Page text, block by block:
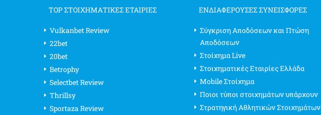
TOP ΣΤΟΙΧΗΜΑΤΙΚΕΣ ΕΤΑΙΡΙΕΣ
Vulkanbet Review
22bet
20bet
Betrophy
Selectbet Review
Thrillsy
Sportaza Review
ΕΝΔΙΑΦΈΡΟΥΣΕΣ ΣΥΝΕΙΣΦΟΡΈΣ
Σύγκριση Αποδόσεων και Πτώση
Αποδόσεων
Στοίχημα Live
Στοιχηματικές Εταιρίες Ελλάδα
Mobile Στοίχημα
Ποιοι τύποι στοιχημάτων υπάρχουν
Στρατηγική Αθλητικών Στοιχημάτων